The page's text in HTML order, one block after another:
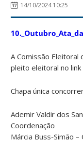
14/10/2024 10:25
A Comissão
pleito eleitoral no link
Chapa única
Ademir Valdir dos
Coordenação
Márcia Buss-Simão –